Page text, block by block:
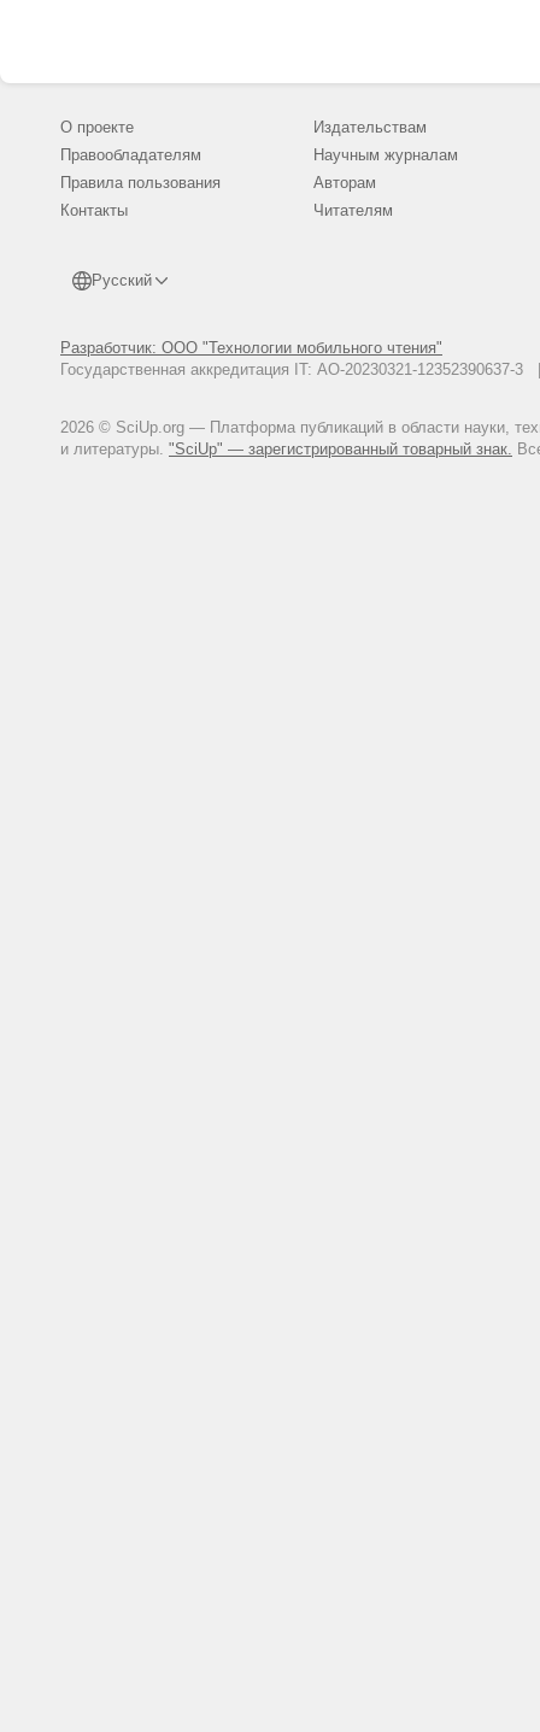
О проекте
Правообладателям
Правила пользования
Контакты
Русский
Разработчик: ООО "Технологии мобильного чтения"
Государственная аккредитация IT: АО-20230321-
2026 © SciUp.org — Платформа публикаций в области науки,
и литературы. "SciUp" — зарегистрированный товарный знак.
Издательствам
Научным журналам
Авторам
Читателям